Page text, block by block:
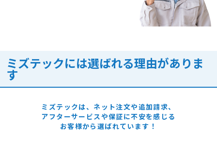
ミズテックには選ばれる理由がありま
す
ミズテックは、ネット注文や追加請求、
アフターサービスや保証に不安を感じる
お客様から選ばれています！